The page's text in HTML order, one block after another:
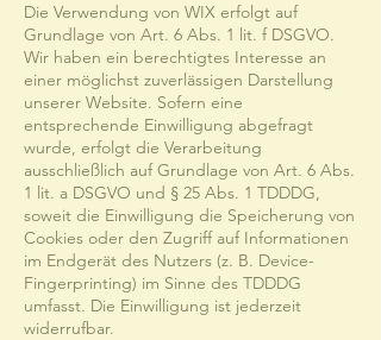
Die Verwendung von WIX erfolgt auf
Grundlage von Art. 6 Abs. 1 lit. f DSGVO.
Wir haben ein berechtigtes Interesse an
einer möglichst zuverlässigen Darstellung
unserer Website. Sofern eine
entsprechende Einwilligung abgefragt
wurde, erfolgt die Verarbeitung
ausschließlich auf Grundlage von Art. 6 Abs.
1 lit. a DSGVO und § 25 Abs. 1 TDDDG,
soweit die Einwilligung die Speicherung von
Cookies oder den Zugriff auf Informationen
im Endgerät des Nutzers (z. B. Device-
Fingerprinting) im Sinne des TDDDG
umfasst. Die Einwilligung ist jederzeit
widerrufbar.